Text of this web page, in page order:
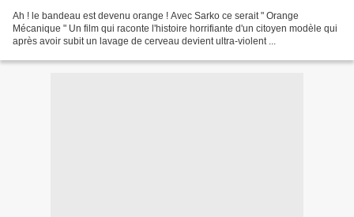
Ah ! le bandeau est devenu orange ! Avec Sarko ce serait " Orange
Mécanique " Un film qui raconte l'histoire horrifiante d'un citoyen modèle qui
après avoir subit un lavage de cerveau devient ultra-violent ...